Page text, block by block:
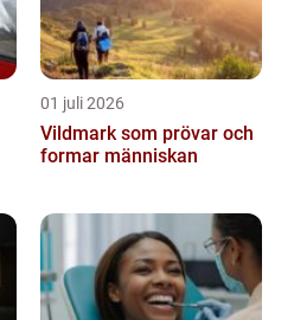
01 juli 2026
Vildmark som prövar och
formar människan